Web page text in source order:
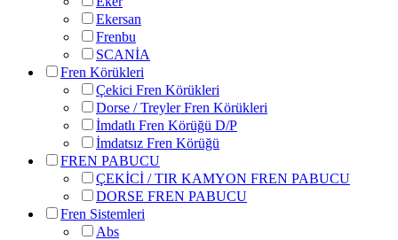
Ekersan
Frenbu
SCANİA
Fren Körükleri
Çekici Fren Körükleri
Dorse / Treyler Fren Körükleri
İmdatlı Fren Körüğü D/P
İmdatsız Fren Körüğü
FREN PABUCU
ÇEKİCİ / TIR KAMYON FREN PABUCU
DORSE FREN PABUCU
Fren Sistemleri
Abs